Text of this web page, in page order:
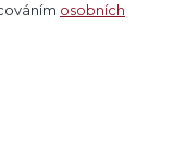
osobních